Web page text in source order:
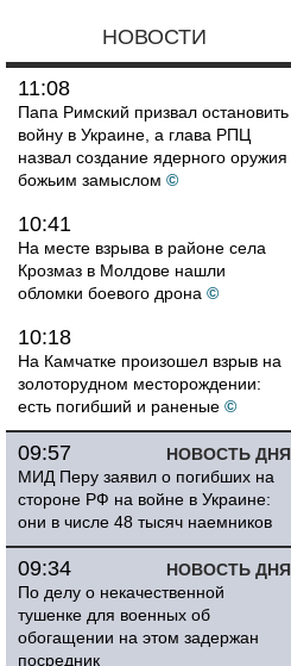
НОВОСТИ
11:08
Папа Римский призвал остановить
войну в Украине, а глава РПЦ
назвал создание ядерного оружия
божьим замыслом ©
10:41
На месте взрыва в районе села
Крозмаз в Молдове нашли
обломки боевого дрона ©
10:18
На Камчатке произошел взрыв на
золоторудном месторождении:
есть погибший и раненые ©
НОВОСТЬ ДНЯ
09:57
МИД Перу заявил о погибших на
стороне РФ на войне в Украине:
они в числе 48 тысяч наемников
НОВОСТЬ ДНЯ
09:34
По делу о некачественной
тушенке для военных об
обогащении на этом задержан
посредник